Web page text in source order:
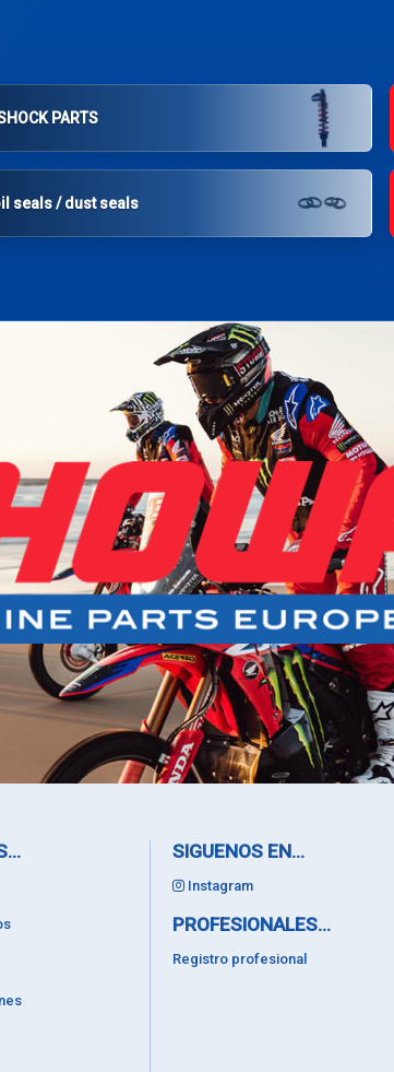
PARTS
seals / dust seals
SIGUENOS EN...
Instagram
PROFESIONALES...
Registro profesional